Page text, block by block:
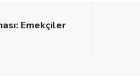
Emekçiler